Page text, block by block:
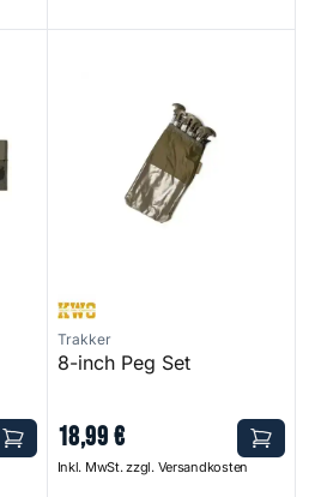
Trakker
8-inch Peg Set
18,99€
Inkl. MwSt. zzgl. Versandkosten